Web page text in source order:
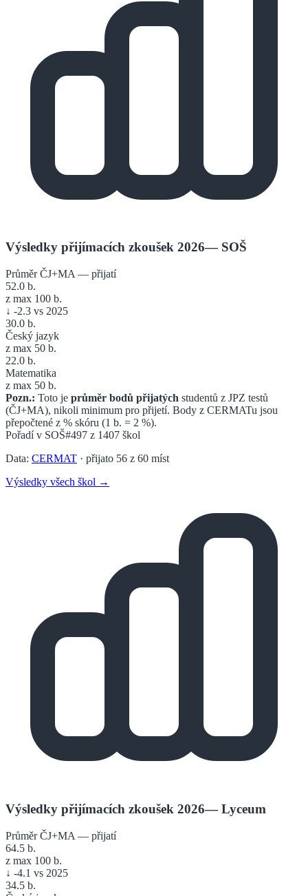
Výsledky přijímacích zkoušek 2026— SOŠ
Průměr ČJ+MA — přijatí
52.0 b.
z max 100 b.
↓ -2.3 vs 2025
30.0 b.
Český jazyk
z max 50 b.
22.0 b.
Matematika
z max 50 b.
Pozn.: Toto je průměr bodů přijatých studentů z JPZ testů
(ČJ+MA), nikoli minimum pro přijetí. Body z CERMATu jsou
přepočtené z % skóru (1 b. = 2 %).
Pořadí v SOŠ#497 z 1407 škol
Data: CERMAT · přijato 56 z 60 míst
Výsledky všech škol →
Výsledky přijímacích zkoušek 2026—Lyceum
Průměr ČJ+MA — přijatí
64.5 b.
z max 100 b.
↓ -4.1 vs 2025
34.5 b.